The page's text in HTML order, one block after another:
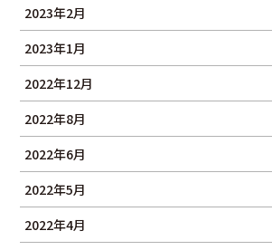
2023年2月
2023年1月
2022年12月
2022年8月
2022年6月
2022年5月
2022年4月